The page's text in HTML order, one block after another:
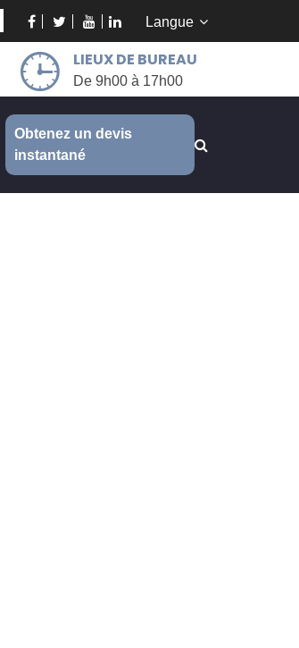
Langue
LIEUX DE BUREAU
De 9h00 à 17h00
Obtenez un devis
instantané